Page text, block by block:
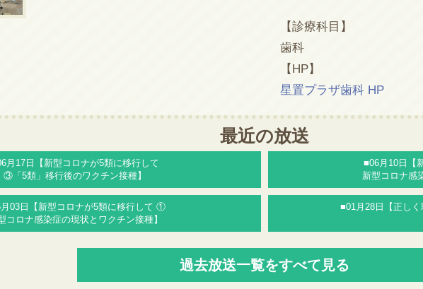
【診療科目】
歯科
【HP】
星置プラザ歯科 HP
最近の放送
月17日【新型コロナが5類に移行して
③「5類」移行後のワクチン接種】
■06月10日【
新型コロナ感
03日【新型コロナが5類に移行して ①
コロナ感染症の現状とワクチン接種】
■01月28日【正し
過去放送一覧をすべて見る